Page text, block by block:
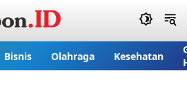
Bisnis Olahraga Kesehatan